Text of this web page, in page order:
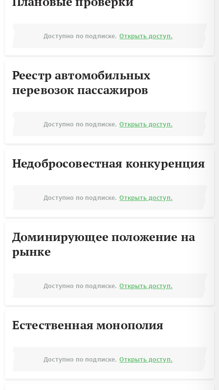
Доступно по подписке. Открыть доступ.
Реестр автомобильных
перевозок пассажиров
Доступно по подписке. Открыть доступ.
Недобросовестная конкуренция
Доступно по подписке. Открыть доступ.
Доминирующее положение на
рынке
Доступно по подписке. Открыть доступ.
Естественная монополия
Доступно по подписке. Открыть доступ.